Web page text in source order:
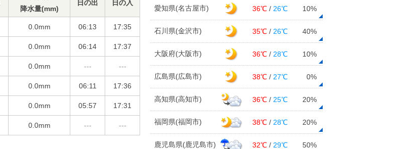
降水量(mm)
日の出 日の入
0.0mm 06:13 17:35
0.0mm 06:14 17:37
0.0mm --- ---
0.0mm 06:11 17:36
0.0mm 05:57 17:31
0.0mm --- ---
愛知県(名古屋市) 36℃ / 26℃ 10%
石川県(金沢市) 35℃ / 26℃ 40%
大阪府(大阪市) 36℃ / 28℃ 10%
広島県(広島市) 38℃ / 27℃ 0%
高知県(高知市) 36℃ / 25℃ 20%
福岡県(福岡市) 38℃ / 28℃ 20%
鹿児島県(鹿児島市) 32℃ / 29℃ 50%